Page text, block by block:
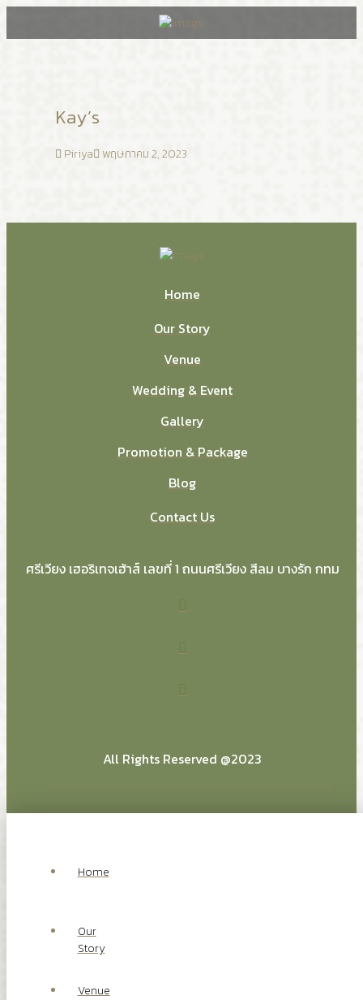
Kay’s
Piriya พฤษภาคม 2, 2023
Home
Our Story
Venue
Wedding & Event
Gallery
Promotion & Package
Blog
Contact Us
ศรีเวียง เฮอริเทจเฮ้าส์ เลขที่ 1 ถนนศรีเวียง สีลม บางรัก กทม
All Rights Reserved @2023
Home
Our
Story
Venue